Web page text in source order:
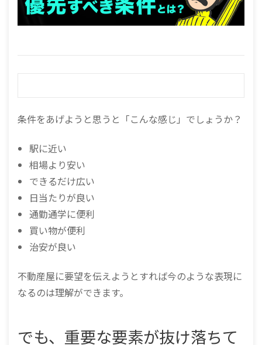
条件をあげようと思うと「こんな感じ」でしょうか？
駅に近い
相場より安い
できるだけ広い
日当たりが良い
通勤通学に便利
買い物が便利
治安が良い
不動産屋に要望を伝えようとすれば今のような表現に
なるのは理解ができます。
でも、重要な要素が抜け落ちて